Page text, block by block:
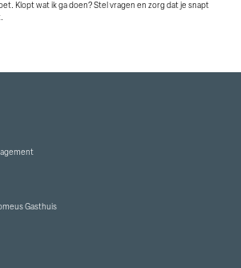
Klopt wat ik ga doen? Stel vragen en zorg dat je snapt
Gasthuis